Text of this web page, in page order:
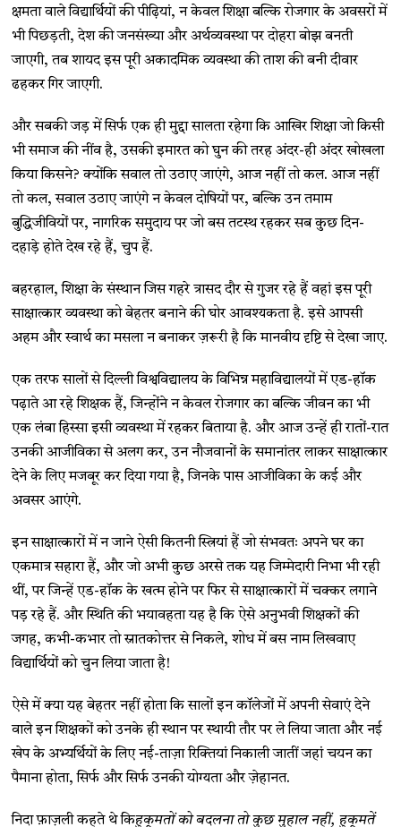
क्षमता वाले विद्यार्थियों की पीढ़ियां, न केवल शिक्षा बल्कि रोजगार के अवसरों में
भी पिछड़ती, देश की जनसंख्या और अर्थव्यवस्था पर दोहरा बोझ बनती
जाएगी, तब शायद इस पूरी अकादमिक व्यवस्था की ताश की बनी दीवार
ढहकर गिर जाएगी.
और सबकी जड़ में सिर्फ एक ही मुद्दा सालता रहेगा कि आखिर शिक्षा जो किसी
भी समाज की नींव है, उसकी इमारत को घुन की तरह अंदर-ही अंदर खोखला
किया किसने? क्योंकि सवाल तो उठाए जाएंगे, आज नहीं तो कल. आज नहीं
तो कल, सवाल उठाए जाएंगे न केवल दोषियों पर, बल्कि उन तमाम
बुद्धिजीवियों पर, नागरिक समुदाय पर जो बस तटस्थ रहकर सब कुछ दिन-
दहाड़े होते देख रहे हैं, चुप हैं.
बहरहाल, शिक्षा के संस्थान जिस गहरे त्रासद दौर से गुजर रहे हैं वहां इस पूरी
साक्षात्कार व्यवस्था को बेहतर बनाने की घोर आवश्यकता है. इसे आपसी
अहम और स्वार्थ का मसला न बनाकर ज़रूरी है कि मानवीय दृष्टि से देखा जाए.
एक तरफ सालों से दिल्ली विश्वविद्यालय के विभिन्न महाविद्यालयों में एड-हॉक
पढ़ाते आ रहे शिक्षक हैं, जिन्होंने न केवल रोजगार का बल्कि जीवन का भी
एक लंबा हिस्सा इसी व्यवस्था में रहकर बिताया है. और आज उन्हें ही रातों-रात
उनकी आजीविका से अलग कर, उन नौजवानों के समानांतर लाकर साक्षात्कार
देने के लिए मजबूर कर दिया गया है, जिनके पास आजीविका के कई और
अवसर आएंगे.
इन साक्षात्कारों में न जाने ऐसी कितनी स्त्रियां हैं जो संभवतः अपने घर का
एकमात्र सहारा हैं, और जो अभी कुछ अरसे तक यह जिम्मेदारी निभा भी रही
थीं, पर जिन्हें एड-हॉक के खत्म होने पर फिर से साक्षात्कारों में चक्कर लगाने
पड़ रहे हैं. और स्थिति की भयावहता यह है कि ऐसे अनुभवी शिक्षकों की
जगह, कभी-कभार तो स्नातकोत्तर से निकले, शोध में बस नाम लिखवाए
विद्यार्थियों को चुन लिया जाता है!
ऐसे में क्या यह बेहतर नहीं होता कि सालों इन कॉलेजों में अपनी सेवाएं देने
वाले इन शिक्षकों को उनके ही स्थान पर स्थायी तौर पर ले लिया जाता और नई
खेप के अभ्यर्थियों के लिए नई-ताज़ा रिक्तियां निकाली जातीं जहां चयन का
पैमाना होता, सिर्फ और सिर्फ उनकी योग्यता और ज़ेहानत.
निदा फ़ाज़ली कहते थे किहुकूमतों को बदलना तो कुछ मुहाल नहीं,हुकूमतें